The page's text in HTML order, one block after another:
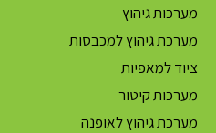
מערכות גיהוץ
מערכת גיהוץ למכבסות
ציוד למאפיות
מערכות קיטור
מערכת גיהוץ לאופנה